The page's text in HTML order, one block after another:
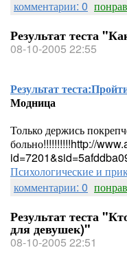
комментарии: 0
Результат теста
08-10-2005 22:55
Результат теста:
Модница
Только держись
больно!!!!!!!!!!http://
Психологические и
комментарии: 0
Результат теста
для девушек)"
08-10-2005 22:51